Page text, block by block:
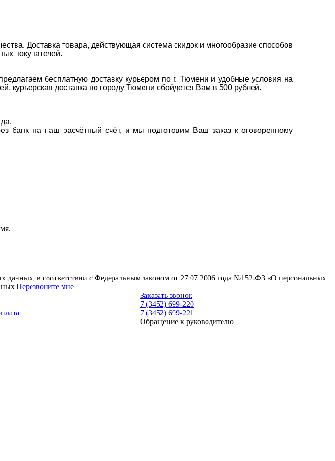
Доставка товара, действующая система скидок и многообразие способов
покупателей.
бесплатную доставку курьером по г. Тюмени и удобные условия на
курьерская доставка по городу Тюмени обойдется Вам в 500 рублей.
банк на наш расчётный счёт, и мы подготовим Ваш заказ к оговоренному
данных, в соответствии с Федеральным законом от 27.07.2006 года №152-ФЗ «О персональных
Перезвоните мне
Заказать звонок
7 (3452) 699-220
7 (3452) 699-221
Обращение к руководителю